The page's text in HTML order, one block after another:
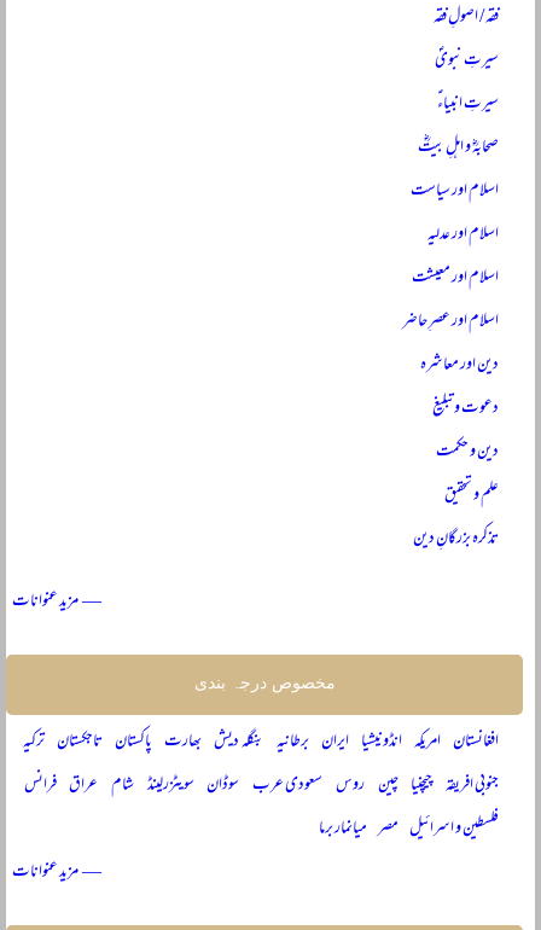
فقہ / اصولِ فقہ
سیرتِ نبویؐ
سیرتِ انبیاءؑ
صحابہؓ و اہلِ بیتؓ
اسلام اور سیاست
اسلام اور عدلیہ
اسلام اور معیشت
اسلام اور عصرِ حاضر
دین اور معاشرہ
دعوت و تبلیغ
دین و حکمت
علم و تحقیق
تذکرہ بزرگانِ دین
— مزید عنوانات
مخصوص درجہ بندی
افغانستان امریکہ انڈونیشیا ایران برطانیہ بنگلہ دیش بھارت پاکستان تاجکستان ترکیہ
جنوبی افریقہ چیچنیا چین روس سعودی عرب سوڈان سویٹزرلینڈ شام عراق فرانس
فلسطین و اسرائیل مصر میانمار برما
— مزید عنوانات